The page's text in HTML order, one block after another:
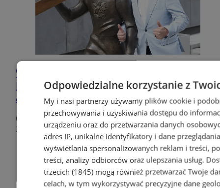
W Wiśle oficjalnie zostało otwarte
Beskidzkie Centrum Narciarstwa im.
Adama Małysza
0
24
Odpowiedzialne korzystanie z
My i nasi partnerzy używamy plików cookie i
przechowywania i uzyskiwania dostępu do
urządzeniu oraz do przetwarzania danych
adres IP, unikalne identyfikatory i dane
wyświetlania spersonalizowanych reklam i treści,
treści, analizy odbiorców oraz ulepszania usług.
trzecich (1845)mogą również przetwarzać Twoje
celach, w tym wykorzystywać precyzyjne dane